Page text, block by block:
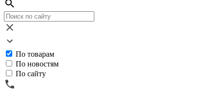
По товарам
По новостям
По сайту